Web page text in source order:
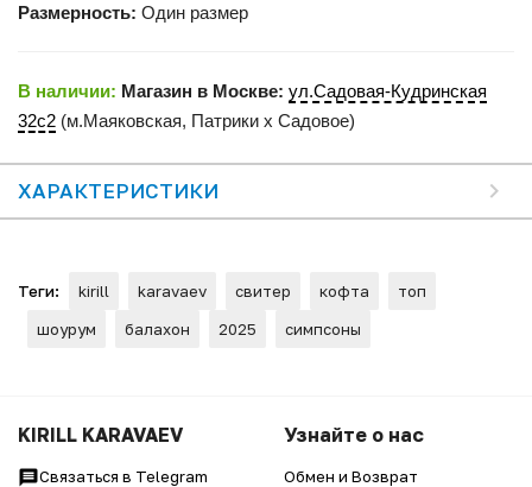
Размерность: Один размер
В наличии: Магазин в Москве: ул.Садовая-Кудринская
32с2 (м.Маяковская, Патрики x Садовое)
ХАРАКТЕРИСТИКИ
Теги: kirill karavaev свитер кофта
топ
шоурум
балахон 2025 симпсоны
KIRILL KARAVAEV
Связаться в Telegram
Узнайте о нас
Обмен и Возврат